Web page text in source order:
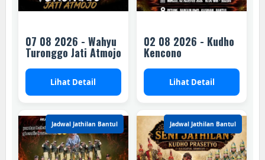
07 08 2026 - Wahyu
Turonggo Jati Atmojo
Lihat Detail
02 08 2026 - Kudho
Kencono
Lihat Detail
Jadwal Jathilan Bantul Jadwal Jathilan Bantul